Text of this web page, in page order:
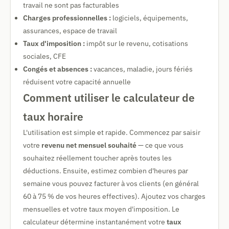
travail ne sont pas facturables
Charges professionnelles : logiciels, équipements,
assurances, espace de travail
Taux d'imposition : impôt sur le revenu, cotisations
sociales, CFE
Congés et absences :vacances, maladie, jours fériés
réduisent votre capacité annuelle
Comment utiliser le calculateur de
taux horaire
L'utilisation est simple et rapide. Commencez par saisir
votre revenu net mensuel souhaité— ce que vous
souhaitez réellement toucher après toutes les
déductions. Ensuite, estimez combien d'heures par
semaine vous pouvez facturer à vos clients (en général
60 à 75 % de vos heures effectives). Ajoutez vos charges
mensuelles et votre taux moyen d'imposition. Le
calculateur détermine instantanément votre taux